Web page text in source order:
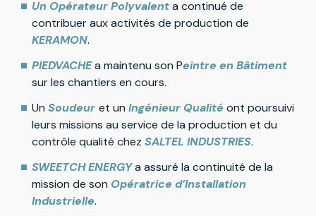
Un Opérateur Polyvalenta continué de
contribuer aux activités de production de
KERAMON.
PIEDVACHEa maintenu son Peintre en Bâtiment
sur les chantiers en cours.
Un Soudeur et un Ingénieur Qualité ont poursuivi
leurs missions au service de la production et du
contrôle qualité chez SALTEL INDUSTRIES.
SWEETCH ENERGYa assuré la continuité de la
mission de son Opératrice d’Installation
Industrielle.